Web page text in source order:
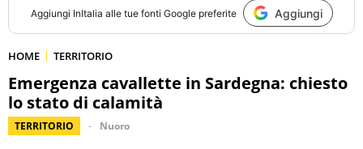
Aggiungi InItalia alle tue fonti Google preferite Aggiungi
HOME TERRITORIO
Emergenza cavallette in Sardegna: chiesto
lo stato di calamità
TERRITORIO Nuoro